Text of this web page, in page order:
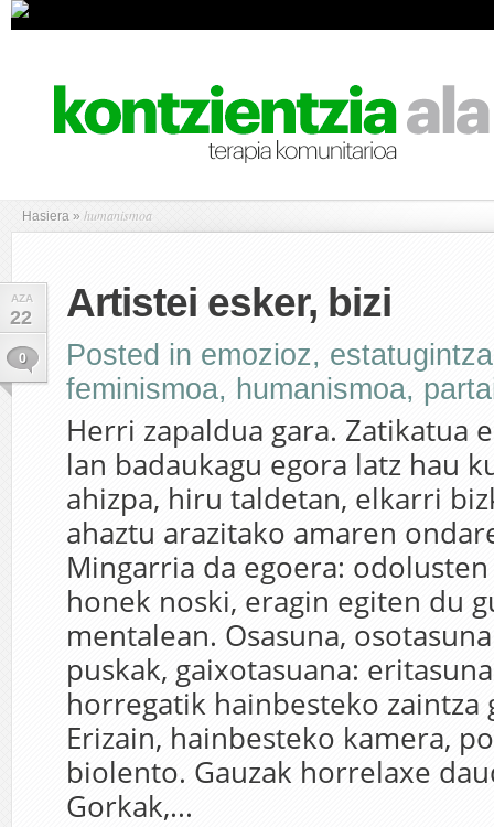
Hasiera » humanismoa
AZA
22
0
Artistei esker, bizi
Posted in emozioz, estatugintza
feminismoa, humanismoa,
Herri zapaldua gara. Zatikatua
lan badaukagu egora latz hau
ahizpa, hiru taldetan, elkarri
ahaztu arazitako amaren
Mingarria da egoera:
honek noski, eragin egiten du
mentalean. Osasuna,
puskak, gaixotasuana:
horregatik hainbesteko zaintza
Erizain, hainbesteko kamera,
biolento. Gauzak horrelaxe
Gorkak,...